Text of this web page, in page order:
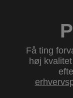
Få ting
høj